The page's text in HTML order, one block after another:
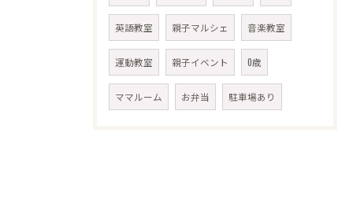
英語教室 親子マルシェ 音楽教室
運動教室 親子イベント 0歳
ママルーム お弁当 駐車場あり